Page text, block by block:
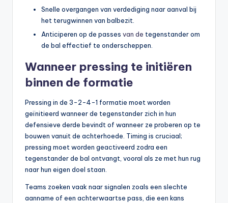
Snelle overgangen van verdediging naar aanval bij
het terugwinnen van balbezit.
Anticiperen op de passes van de tegenstander om
de bal effectief te onderscheppen.
Wanneer pressing te initiëren
binnen de formatie
Pressing in de 3-2-4-1 formatie moet worden
geïnitieerd wanneer de tegenstander zich in hun
defensieve derde bevindt of wanneer ze proberen op te
bouwen vanuit de achterhoede. Timing is cruciaal;
pressing moet worden geactiveerd zodra een
tegenstander de bal ontvangt, vooral als ze met hun rug
naar hun eigen doel staan.
Teams zoeken vaak naar signalen zoals een slechte
aanname of een achterwaartse pass, die een kans